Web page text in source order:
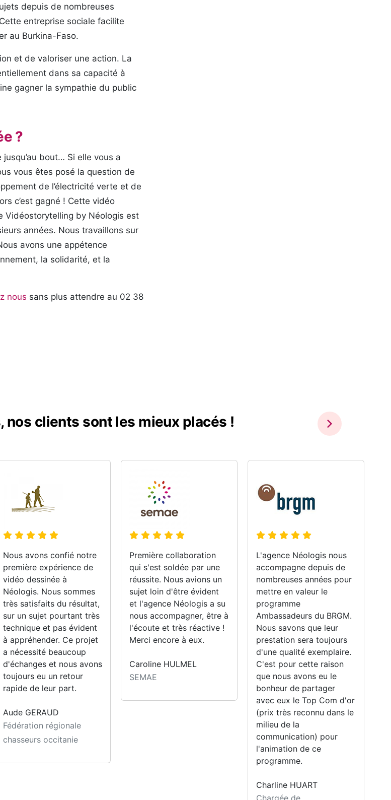
depuis de nombreuses
entreprise sociale facilite
au Burkina-Faso.
et de valoriser une action. La
dans sa capacité à
gagner la sympathie du public
?
bout… Si elle vous a
vous êtes posé la question de
de l’électricité verte et de
c’est gagné ! Cette vidéo
Vidéostorytelling by Néologis est
années. Nous travaillons sur
avons une appétence
la solidarité, et la
nous sans plus attendre au 02 38
nos clients sont les mieux placés !
Nous avons confié notre
première expérience de
vidéo dessinée à
Néologis. Nous sommes
très satisfaits du résultat,
sur un sujet pourtant très
technique et pas évident
à appréhender. Ce projet
a nécessité beaucoup
d'échanges et nous avons
toujours eu un retour
rapide de leur part.
Aude GERAUD
Fédération régionale
chasseurs occitanie
Première collaboration
qui s'est soldée par une
réussite. Nous avions un
sujet loin d'être évident
et l'agence Néologis a su
nous accompagner, être à
l'écoute et très réactive !
Merci encore à eux.
Caroline HULMEL
SEMAE
L'agence Néologis nous
accompagne depuis de
nombreuses années pour
mettre en valeur le
programme
Ambassadeurs du BRGM.
Nous savons que leur
prestation sera toujours
d'une qualité exemplaire.
C'est pour cette raison
que nous avons eu le
bonheur de partager
avec eux le Top Com d'or
(prix très reconnu dans le
milieu de la
communication) pour
l'animation de ce
programme.
Charline HUART